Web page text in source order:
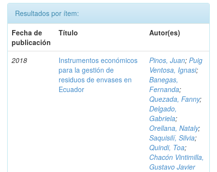
Resultados por ítem:
Fecha de
publicación
Título Autor(es)
2018
Instrumentos económicos
para la gestión de
residuos de envases en
Ecuador
Pinos, Juan; Puig
Ventosa, Ignasi;
Banegas,
Fernanda;
Quezada, Fanny;
Delgado,
Gabriela;
Orellana, Nataly;
Saquisilí, Silvia;
Quindi, Toa;
Chacón Vintimilla,
Gustavo Javier